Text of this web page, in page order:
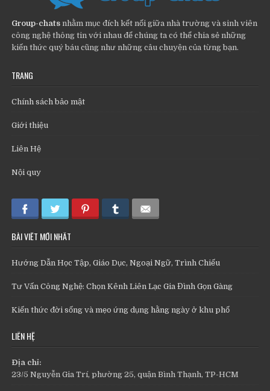
Group-chats nhằm mục đích kết nối giữa nhà trường và sinh viên
công nghệ thông tin với nhau để chúng ta có thể chia sẻ những
kiến thức quý báu cũng như những câu chuyện của từng bạn.
TRANG
Chính sách bảo mật
Giới thiệu
Liên Hệ
Nội quy
BÀI VIẾT MỚI NHẤT
Hướng Dẫn Học Tập, Giáo Dục, Ngoại Ngữ, Trình Chiếu
Tư Vấn Công Nghệ: Chọn Kênh Liên Lạc Gia Đình Gọn Gàng
Kiến thức đời sống và mẹo ứng dụng hằng ngày ở khu phố
LIÊN HỆ
Địa chỉ:
23/5 Nguyễn Gia Trí, phường 25, quận Bình Thạnh, TP-HCM